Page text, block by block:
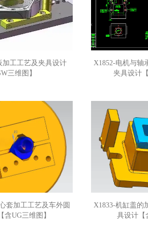
加工工艺及夹具设计
三维图】
X1852-电机与轴
夹具设计
套加工工艺及车外圆
含UG三维图】
X1833-机缸盖的
具设计【